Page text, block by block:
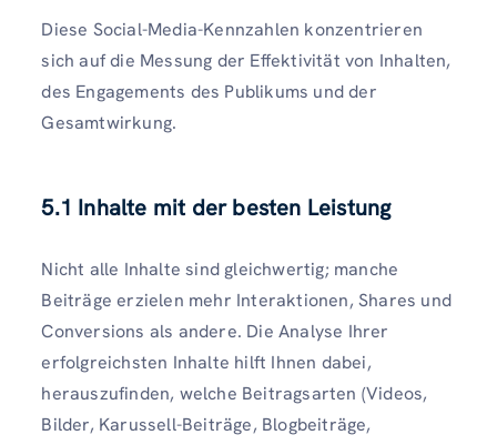
Diese Social-Media-Kennzahlen konzentrieren
sich auf die Messung der Effektivität von Inhalten,
des Engagements des Publikums und der
Gesamtwirkung.
5.1 Inhalte mit der besten Leistung
Nicht alle Inhalte sind gleichwertig; manche
Beiträge erzielen mehr Interaktionen, Shares und
Conversions als andere. Die Analyse Ihrer
erfolgreichsten Inhalte hilft Ihnen dabei,
herauszufinden, welche Beitragsarten (Videos,
Bilder, Karussell-Beiträge, Blogbeiträge,